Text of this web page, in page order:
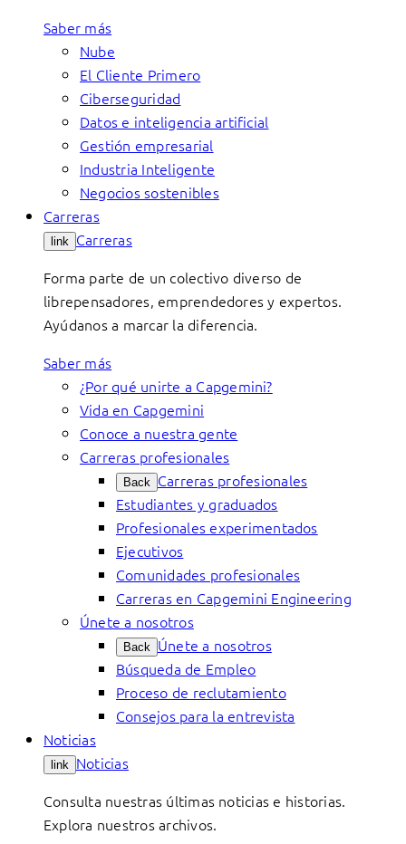
Saber más
Nube
El Cliente Primero
Ciberseguridad
Datos e inteligencia artificial
Gestión empresarial
Industria Inteligente
Negocios sostenibles
Carreras
link Carreras
Forma parte de un colectivo diverso de
librepensadores, emprendedores y expertos.
Ayúdanos a marcar la diferencia.
Saber más
¿Por qué unirte a Capgemini?
Vida en Capgemini
Conoce a nuestra gente
Carreras profesionales
Back Carreras profesionales
Estudiantes y graduados
Profesionales experimentados
Ejecutivos
Comunidades profesionales
Carreras en Capgemini Engineering
Únete a nosotros
Back Únete a nosotros
Búsqueda de Empleo
Proceso de reclutamiento
Consejos para la entrevista
Noticias
link Noticias
Consulta nuestras últimas noticias e historias.
Explora nuestros archivos.